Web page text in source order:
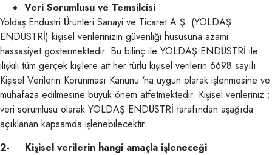
Veri Sorumlusu ve Temsilcisi
Yoldaş Endüstri Ürünleri Sanayi ve Ticaret A.Ş. (YOLDAŞ
ENDÜSTRİ) kişisel verilerinizin güvenliği hususuna azami
hassasiyet göstermektedir. Bu bilinç ile YOLDAŞ ENDÜSTRİ ile
ilişkili tüm gerçek kişilere ait her türlü kişisel verilerin 6698 sayılı
Kişisel Verilerin Korunması Kanunu ‘na uygun olarak işlenmesine ve
muhafaza edilmesine büyük önem atfetmektedir. Kişisel verileriniz ;
veri sorumlusu olarak YOLDAŞ ENDÜSTRİ tarafından aşağıda
açıklanan kapsamda işlenebilecektir.
2- Kişisel verilerin hangi amaçla işleneceği